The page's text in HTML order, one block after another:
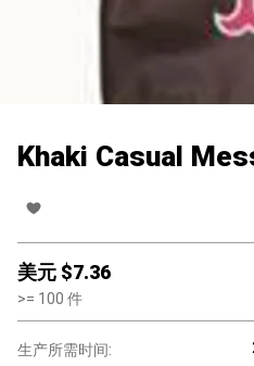
Khaki Casual
美元 $7.36
>= 100 件
生产所需时间: